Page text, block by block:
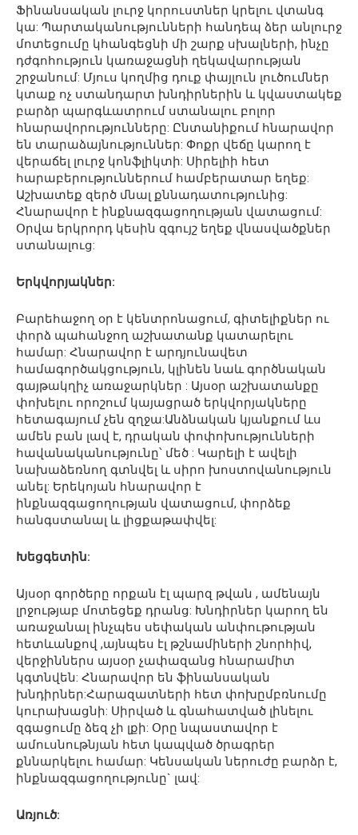
Ֆինանսական լուրջ կորուստներ կրելու վտանգ
կա: Պարտականությունների հանդեպ ձեր անլուրջ
մոտեցումը կհանգեցնի մի շարք սխալների, ինչը
դժգոհություն կառաջացնի ղեկավարության
շրջանում: Մյուս կողմից դուք փայլուն լուծումներ
կտաք ոչ ստանդարտ խնդիրներին և կվաստակեք
բարձր պարգևատրում ստանալու բոլոր
հնարավորությունները: Ընտանիքում հնարավոր
են տարաձայնություններ: Փոքր վեճը կարող է
վերաճել լուրջ կոնֆլիկտի: Սիրելիի հետ
հարաբերություններում համբերատար եղեք:
Աշխատեք զերծ մնալ քննադատությունից:
Հնարավոր է ինքնազգացողության վատացում:
Օրվա երկրորդ կեսին զգույշ եղեք վնասվածքներ
ստանալուց:
Երկվորյակներ:
Բարեհաջող օր է կենտրոնացում, գիտելիքներ ու
փորձ պահանջող աշխատանք կատարելու
համար: Հնարավոր է արդյունավետ
համագործակցություն, կլինեն նաև գործնական
գայթակղիչ առաջարկներ : Այսօր աշխատանքը
փոխելու որոշում կայացրած երկվորյակները
հետագայում չեն զղջա:Անձնական կյանքում ևս
ամեն բան լավ է, դրական փոփոխությունների
հավանականությունը՝ մեծ : Կարելի է ավելի
նախաձեռնող գտնվել և սիրո խոստովանություն
անել: Երեկոյան հնարավոր է
ինքնազգացողության վատացում, փորձեք
հանգստանալ և լիցքաթափվել:
Խեցգետին:
Այսօր գործերը որքան էլ պարզ թվան , ամենայն
լրջությաբ մոտեցեք դրանց: Խնդիրներ կարող են
առաջանալ ինչպես սեփական անփութության
հետևանքով ,այնպես էլ թշնամիների շնորհիվ,
վերջիններս այսօր չափազանց հնարամիտ
կգտնվեն: Հնարավոր են ֆինանսական
խնդիրներ:Հարազատների հետ փոխըմբռնումը
կուրախացնի: Սիրված և գնահատված լինելու
զգացումը ձեզ չի լքի: Օրը նպաստավոր է
ամուսնութնյան հետ կապված ծրագրեր
քննարկելու համար: Կենսական ներուժը բարձր է,
ինքնազգացողությունը` լավ:
Առյուծ: